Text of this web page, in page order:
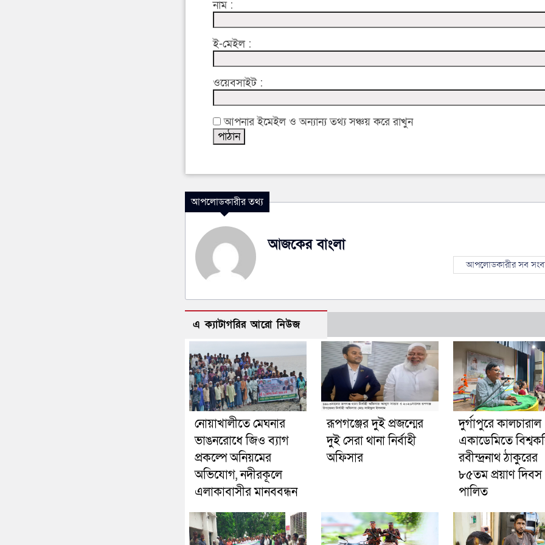
নাম :
ই-মেইল :
ওয়েবসাইট :
আপনার ইমেইল ও অন্যান্য তথ্য সঞ্চয় করে রাখুন
আপলোডকারীর তথ্য
আজকের বাংলা
আপলোডকারীর সব
এ ক্যাটাগরির আরো নিউজ
নোয়াখালীতে মেঘনার
ভাঙনরোধে জিও ব্যাগ
প্রকল্পে অনিয়মের
অভিযোগ, নদীরকূলে
এলাকাবাসীর মানববন্ধন
রূপগঞ্জের দুই প্রজন্মের
দুই সেরা থানা নির্বাহী
অফিসার
দুর্গাপুরে কালচারাল
একাডেমিতে
রবীন্দ্রনাথ ঠাকুরের
৮৫তম প্রয়াণ দিবস
পালিত